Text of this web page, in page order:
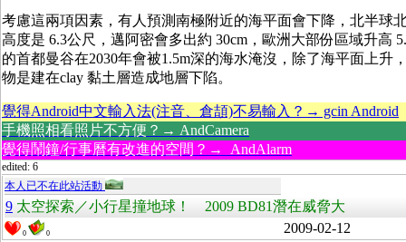
考慮這兩項因素，有人預測南極附近的海平面會下降，北半球
高度是 6.3公尺，邁阿密會多出約 30cm，歐洲大部份區域升高
的首都曼谷在2030年會被1.5m深的海水淹沒，除了海平面上升
物是建在clay 黏土層造成地層下陷。
覺得Android中文輸入法(注音、倉頡)不易輸入？→ gcin Android
手機照相看照片不方便？→ AndCamera
覺得鬧鐘/行事曆有改進的空間？→ AndAlarm
edited: 6
本人已不在此站活動
9 太空探索／小行星撞地球！ 2009 BD81潛在威脅大
0 0 2009-02-12